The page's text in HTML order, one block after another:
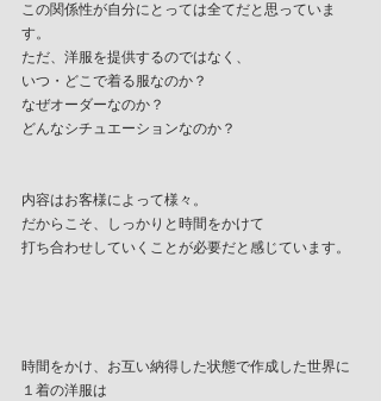
この関係性が自分にとっては全てだと思っていま
す。
ただ、洋服を提供するのではなく、
いつ・どこで着る服なのか？
なぜオーダーなのか？
どんなシチュエーションなのか？
内容はお客様によって様々。
だからこそ、しっかりと時間をかけて
打ち合わせしていくことが必要だと感じています。
時間をかけ、お互い納得した状態で作成した世界に
１着の洋服は